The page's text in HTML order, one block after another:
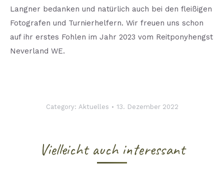
Langner bedanken und natürlich auch bei den fleißigen
Fotografen und Turnierhelfern. Wir freuen uns schon
auf ihr erstes Fohlen im Jahr 2023 vom Reitponyhengst
Neverland WE.
Category: Aktuelles 13. Dezember 2022
Vielleicht auch interessant